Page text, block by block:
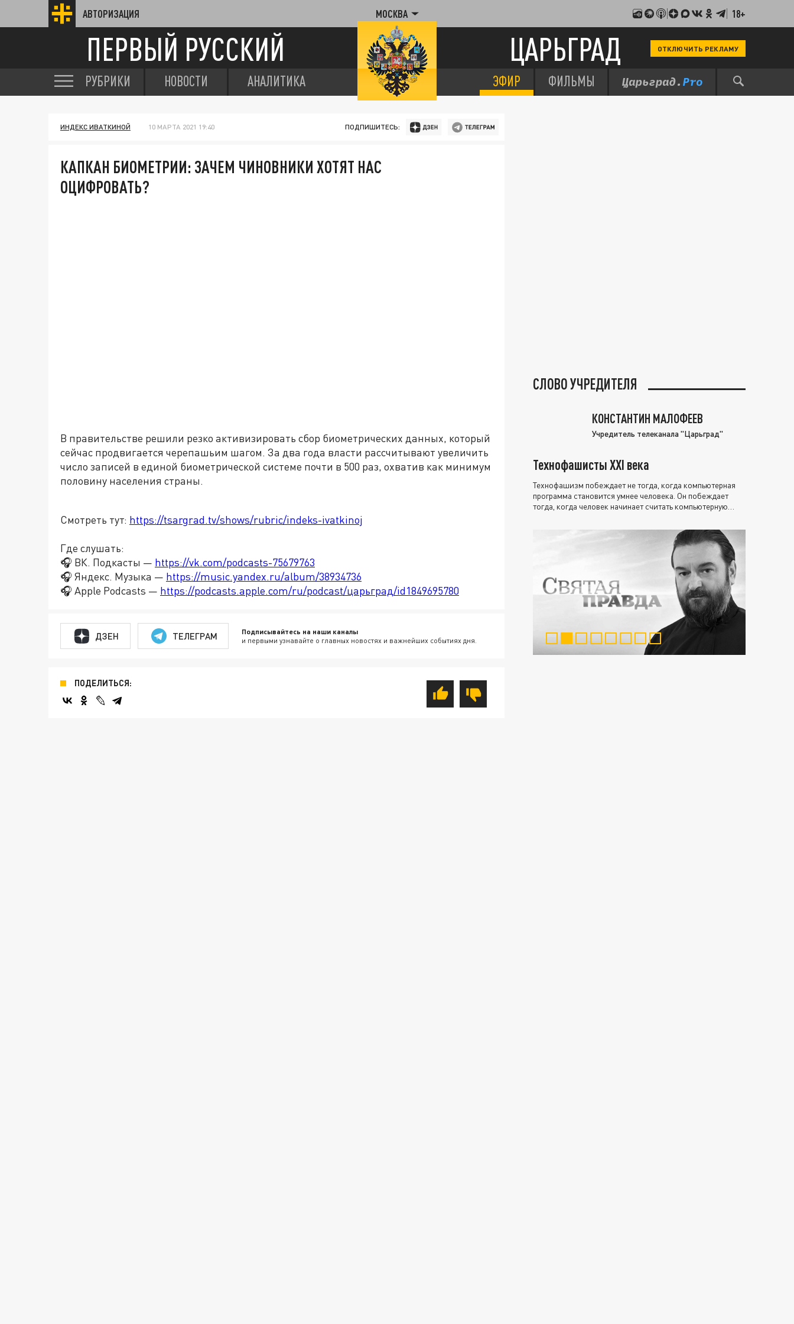
АВТОРИЗАЦИЯ МОСКВА 18+
ПЕРВЫЙ РУССКИЙ ЦАРЬГРАД ОТКЛЮЧИТЬ РЕКЛАМУ
РУБРИКИ НОВОСТИ АНАЛИТИКА ЭФИР ФИЛЬМЫ
ИНДЕКС ИВАТКИНОЙ 10 МАРТА 2021 19:40 ПОДПИШИТЕСЬ:
КАПКАН БИОМЕТРИИ: ЗАЧЕМ ЧИНОВНИКИ ХОТЯТ НАС
ОЦИФРОВАТЬ?
В правительстве решили резко активизировать сбор биометрических данных, который
сейчас продвигается черепашьим шагом. За два года власти рассчитывают увеличить
число записей в единой биометрической системе почти в 500 раз, охватив как минимум
половину населения страны.
Смотреть тут: https://tsargrad.tv/shows/rubric/indeks-ivatkinoj
Где слушать:
🎧 ВК. Подкасты — https://vk.com/podcasts-75679763
🎧 Яндекс. Музыка — https://music.yandex.ru/album/38934736
🎧 Apple Podcasts — https://podcasts.apple.com/ru/podcast/царьград/id1849695780
ДЗЕН ТЕЛЕГРАМ Подписывайтесь на наши каналы
и первыми узнавайте о главных новостях и важнейших событиях дня.
ПОДЕЛИТЬСЯ:
СЛОВО УЧРЕДИТЕЛЯ
КОНСТАНТИН МАЛОФЕЕВ
Учредитель телеканала "Царьград"
Технофашисты XXI века
Технофашизм побеждает не тогда, когда компьютерная
программа становится умнее человека. Он побеждает
тогда, когда человек начинает считать компьютерную